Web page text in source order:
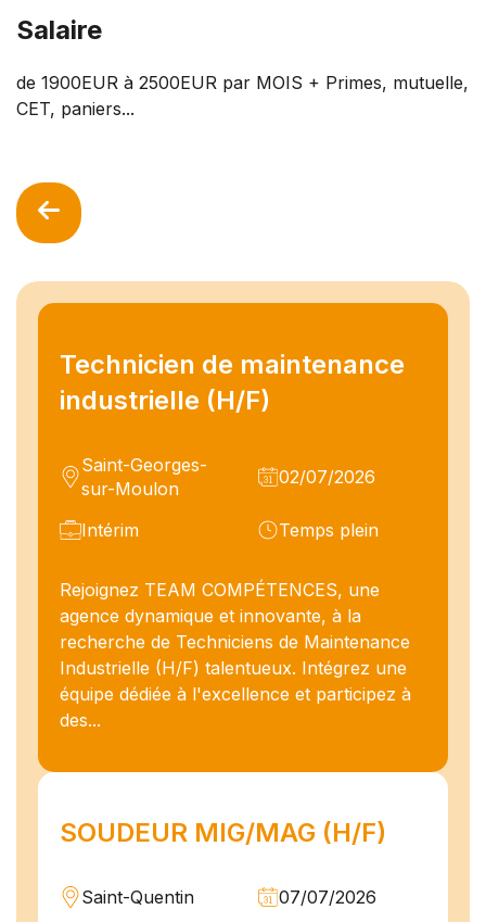
Technicien de maintenance
industrielle (H/F)
Saint-Georges-
sur-Moulon
02/07/2026
Intérim Temps plein
Rejoignez TEAM COMPÉTENCES, une
agence dynamique et innovante, à la
recherche de Techniciens de Maintenance
Industrielle (H/F) talentueux. Intégrez une
équipe dédiée à l'excellence et participez à
des...
SOUDEUR MIG/MAG (H/F)
Saint-Quentin 07/07/2026
Salaire
de 1900EUR à 2500EUR par MOIS + Primes, mutuelle,
CET, paniers...